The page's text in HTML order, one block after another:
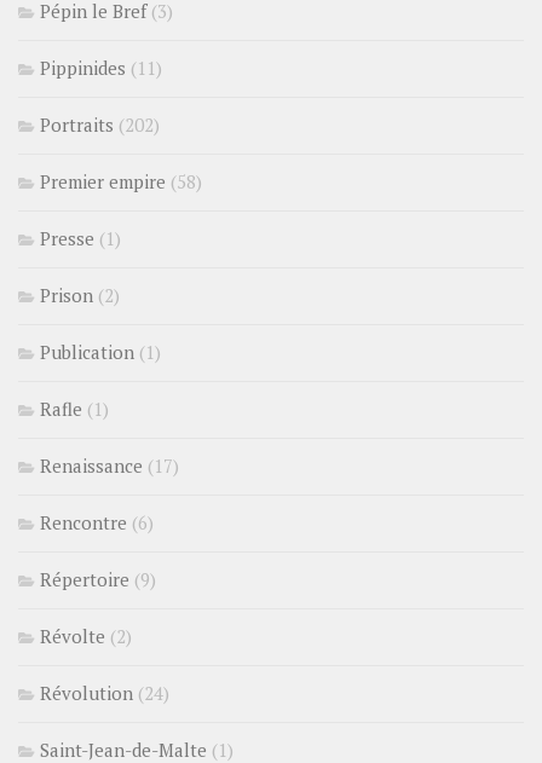
Pépin le Bref(3)
Pippinides (11)
Portraits (202)
Premier empire (58)
Presse (1)
Prison (2)
Publication (1)
Rafle (1)
Renaissance (17)
Rencontre (6)
Répertoire (9)
Révolte (2)
Révolution (24)
Saint-Jean-de-Malte (1)